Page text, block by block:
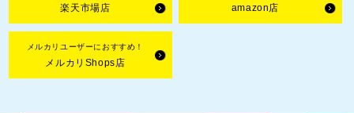
楽天市場店 amazon店
メルカリユーザーにおすすめ！
メルカリShops店